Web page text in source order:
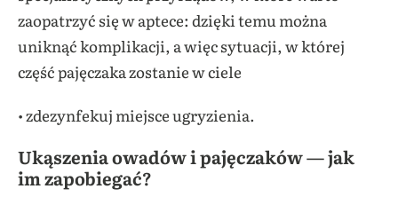
zaopatrzyć się w aptece: dzięki temu można
uniknąć komplikacji, a więc sytuacji, w której
część pajęczaka zostanie w ciele
• zdezynfekuj miejsce ugryzienia.
Ukąszenia owadów i pajęczaków — jak
im zapobiegać?